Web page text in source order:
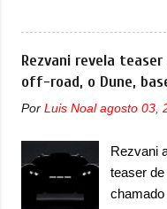
divulgou
com a
mudança
bancos,
lugares.
assento
existe
01 em
modelo
no
como
cidade-
do
Mônaco,
Rezvani revela teaser
off-road, o Dune,
Por Luis Noal agosto 03,
Rezvani
teaser